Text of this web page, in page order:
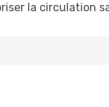
la circulation